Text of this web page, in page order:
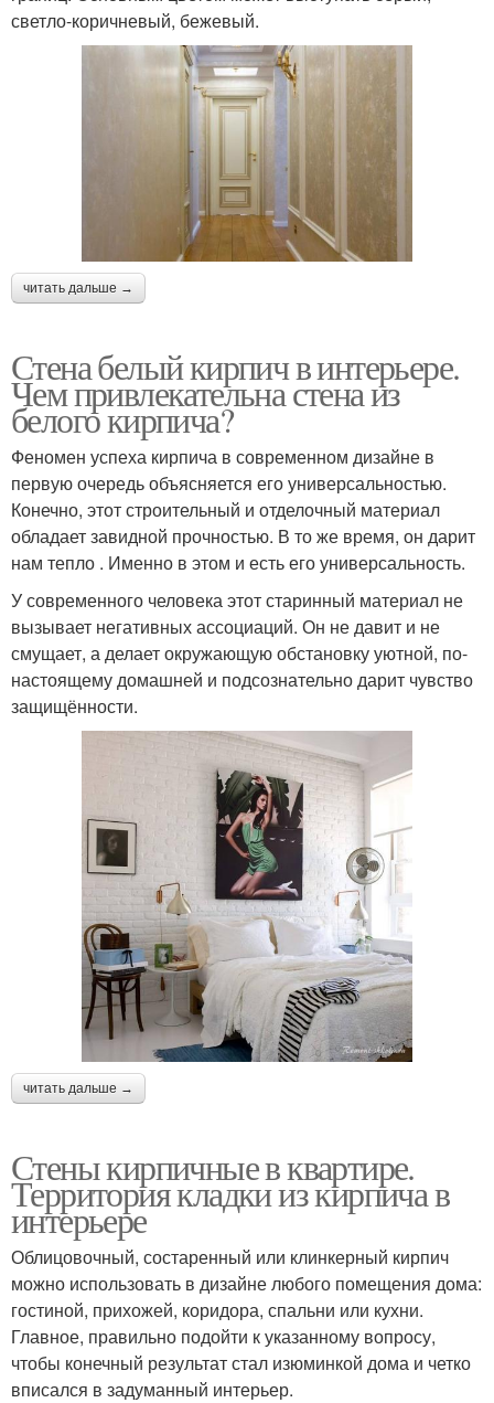
светло-коричневый, бежевый.
читать дальше →
Стена белый кирпич в интерьере.
Чем привлекательна стена из
белого кирпича?
Феномен успеха кирпича в современном дизайне в
первую очередь объясняется его универсальностью.
Конечно, этот строительный и отделочный материал
обладает завидной прочностью. В то же время, он дарит
нам тепло . Именно в этом и есть его универсальность.
У современного человека этот старинный материал не
вызывает негативных ассоциаций. Он не давит и не
смущает, а делает окружающую обстановку уютной, по-
настоящему домашней и подсознательно дарит чувство
защищённости.
читать дальше →
Стены кирпичные в квартире.
Территория кладки из кирпича в
интерьере
Облицовочный, состаренный или клинкерный кирпич
можно использовать в дизайне любого помещения дома:
гостиной, прихожей, коридора, спальни или кухни.
Главное, правильно подойти к указанному вопросу,
чтобы конечный результат стал изюминкой дома и четко
вписался в задуманный интерьер.